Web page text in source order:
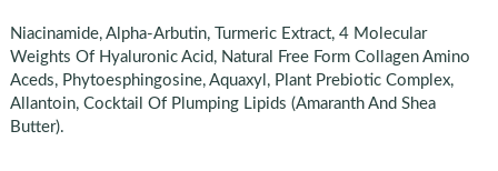
Niacinamide, Alpha-Arbutin, Turmeric Extract, 4 Molecular
Weights Of Hyaluronic Acid, Natural Free Form Collagen Amino
Aceds, Phytoesphingosine, Aquaxyl, Plant Prebiotic Complex,
Allantoin, Cocktail Of Plumping Lipids (Amaranth And Shea
Butter).